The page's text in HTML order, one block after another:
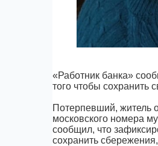
«Работник банка»
того чтобы сохранить
Потерпевший, житель
московского номера
сообщил, что
сохранить